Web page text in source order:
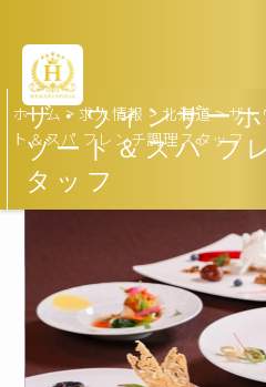
ザ・ウィンザー
ゾート＆スパ フ
タッフ
ホーム >求人情報 >北海道>ザ・
ト＆スパ フレンチ調理スタッフ